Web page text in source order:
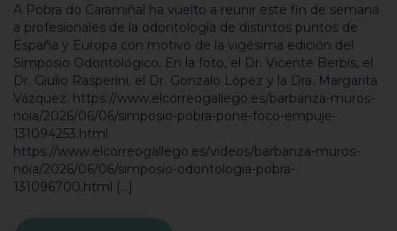
A Pobra do Caramiñal ha vuelto a reunir este fin de semana
a profesionales de la odontología de distintos puntos de
España y Europa con motivo de la vigésima edición del
Simposio Odontológico. En la foto, el Dr. Vicente Berbís, el
Dr. Giulio Rasperini, el Dr. Gonzalo López y la Dra. Margarita
Vázquez. https://www.elcorreogallego.es/barbanza-muros-
noia/2026/06/06/simposio-pobra-pone-foco-empuje-
131094253.html
https://www.elcorreogallego.es/videos/barbanza-muros-
noia/2026/06/06/simposio-odontologia-pobra-
131096700.html […]